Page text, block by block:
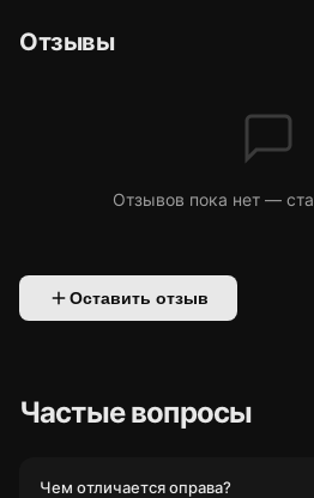
Отзывы
Отзывов пока нет —
Оставить отзыв
Частые вопросы
Чем отличается оправа?